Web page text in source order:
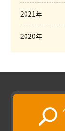
2021年
2020年